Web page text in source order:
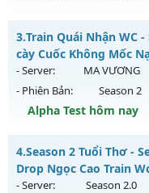
Antihack: Sharkguard
MU Hỏa Long 6.9 - 🌍
Mu mới ra tháng 07
https://facebook.com/
29/07/2626
Exp: 9999x - Drop: 20%
Thể loại: Mu Nguyên
Antihack: XShield
3.Train Quái Nhận WC
cày Cuốc Không Mốc
- Server: MA VƯƠNG
- Phiên Bản:
Season 2
Alpha Test hôm nay
Train Quái Nhận WC -
Mu mới ra tháng 08
13h ngày 10/08/2626
4.Season 2 Tuổi Thơ -
Drop Ngọc Cao Train
- Server: Season 2.0